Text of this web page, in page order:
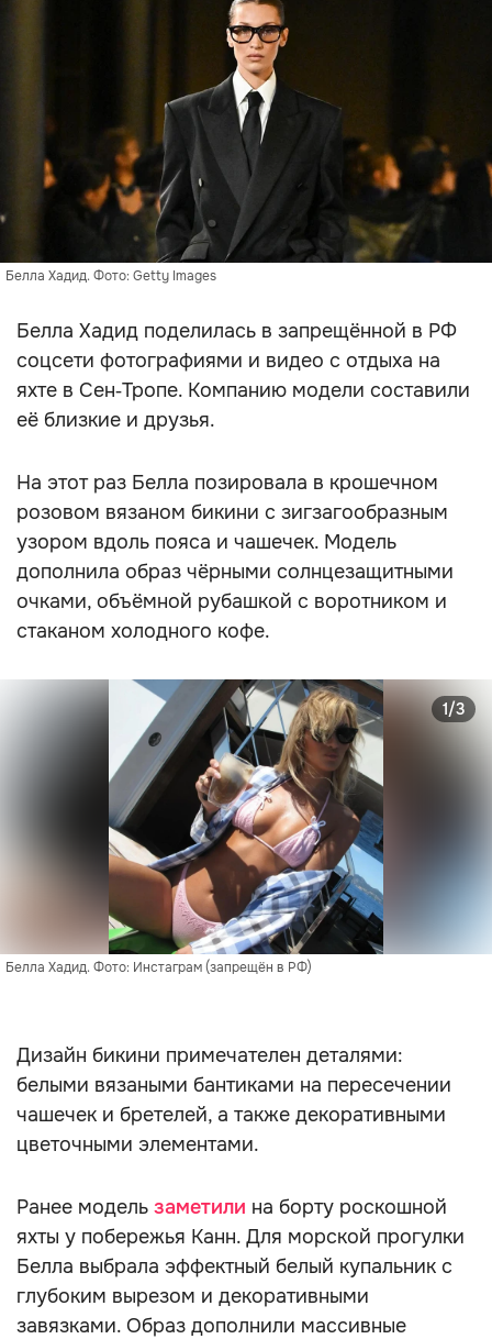
Белла Хадид. Фото: Getty Images
Белла Хадид поделилась в запрещённой в РФ
соцсети фотографиями и видео с отдыха на
яхте в Сен‑Тропе. Компанию модели составили
её близкие и друзья.
На этот раз Белла позировала в крошечном
розовом вязаном бикини с зигзагообразным
узором вдоль пояса и чашечек. Модель
дополнила образ чёрными солнцезащитными
очками, объёмной рубашкой с воротником и
стаканом холодного кофе.
Белла Хадид. Фото: Инстаграм (запрещён в РФ)
1/3
Дизайн бикини примечателен деталями:
белыми вязаными бантиками на пересечении
чашечек и бретелей, а также декоративными
цветочными элементами.
Ранее модель заметили на борту роскошной
яхты у побережья Канн. Для морской прогулки
Белла выбрала эффектный белый купальник с
глубоким вырезом и декоративными
завязками. Образ дополнили массивные